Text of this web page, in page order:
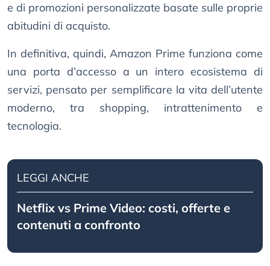
e di promozioni personalizzate basate sulle proprie
abitudini di acquisto.
In definitiva, quindi, Amazon Prime funziona come
una porta d’accesso a un intero ecosistema di
servizi, pensato per semplificare la vita dell’utente
moderno, tra shopping, intrattenimento e
tecnologia.
LEGGI ANCHE
Netflix vs Prime Video: costi, offerte e
contenuti a confronto